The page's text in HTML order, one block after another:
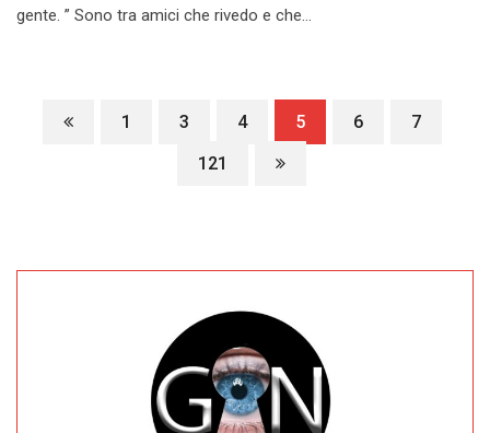
gente. ” Sono tra amici che rivedo e che…
1 3 4 5 6
7
121